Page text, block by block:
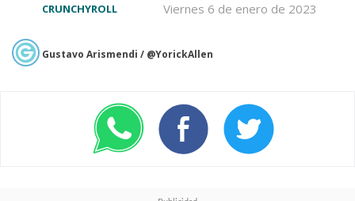
Viernes 6 de enero de 2023
CRUNCHYROLL
Gustavo Arismendi / @YorickAllen